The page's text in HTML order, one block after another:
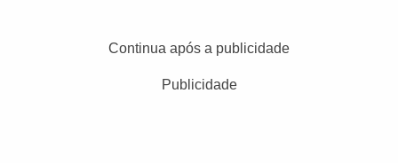
Continua após a publicidade
Publicidade